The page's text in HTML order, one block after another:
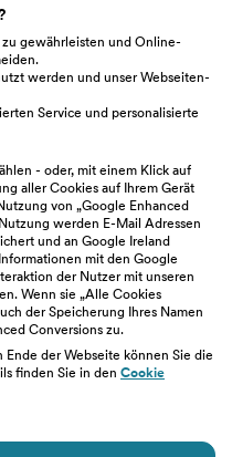
gewährleisten und Online-
werden und unser Webseiten-
Service und personalisierte
- oder, mit einem Klick auf
aller Cookies auf Ihrem Gerät
von „Google Enhanced
werden E-Mail Adressen
und an Google Ireland
mit den Google
der Nutzer mit unseren
Wenn sie „Alle Cookies
der Speicherung Ihres Namen
Conversions zu.
Ende der Webseite können Sie die
finden Sie in den Cookie